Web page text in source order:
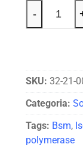
-
SKU: 32-21-
Categoria:
Tags: Bsm,
polymerase